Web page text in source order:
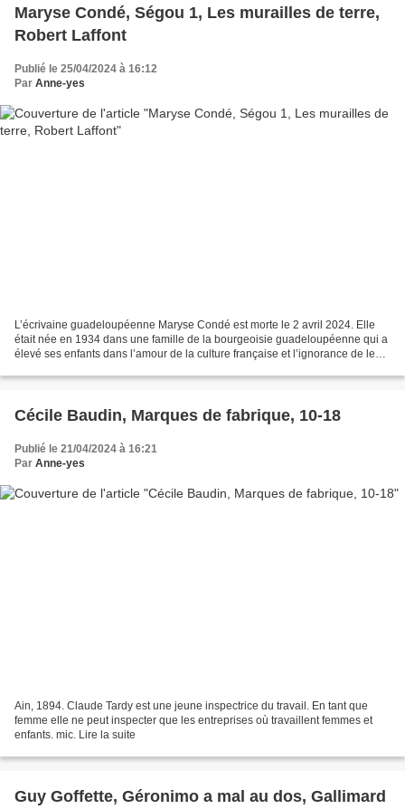
Maryse Condé, Ségou 1, Les murailles de terre,
Robert Laffont
Publié le 25/04/2024 à 16:12
Par Anne-yes
L’écrivaine guadeloupéenne Maryse Condé est morte le 2 avril 2024. Elle
était née en 1934 dans une famille de la bourgeoisie guadeloupéenne qui a
élevé ses enfants dans l’amour de la culture française et l’ignorance de leur
Cécile Baudin, Marques de fabrique, 10-18
Publié le 21/04/2024 à 16:21
Par Anne-yes
Ain, 1894. Claude Tardy est une jeune inspectrice du travail. En tant que
femme elle ne peut inspecter que les entreprises où travaillent femmes et
enfants. mic. Lire la suite
Guy Goffette, Géronimo a mal au dos, Gallimard